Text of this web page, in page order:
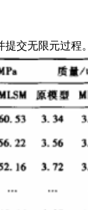
交无限元过程。